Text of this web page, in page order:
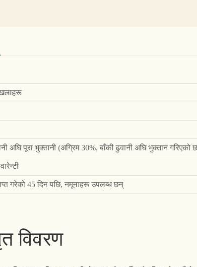
अघि पूरा भुक्तानी (अग्रिम 30%, बाँकी ढुवानी अघि भुक्तान गरिएको
गरेको 45 दिन पछि, नमूनाहरू उपलब्ध छन्
विवरण